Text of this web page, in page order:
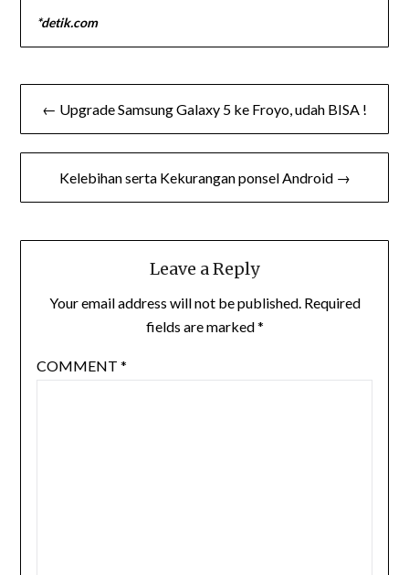
*detik.com
Post
navigation
← Upgrade Samsung Galaxy 5 ke Froyo, udah BISA !
Kelebihan serta Kekurangan ponsel Android →
Leave a Reply
Your email address will not be published. Required
fields are marked*
COMMENT *